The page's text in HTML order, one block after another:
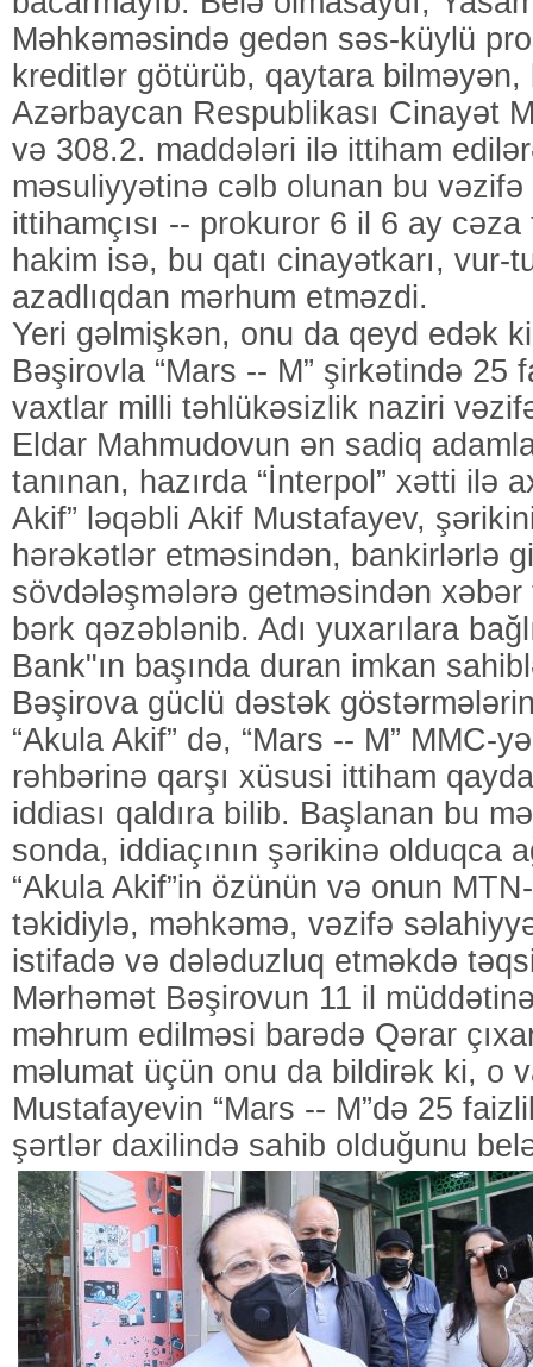
Məhkəməsində gedən səs-küylü
kreditlər götürüb, qaytara bilməyən,
Azərbaycan Respublikası Cinayət
və 308.2. maddələri ilə ittiham
məsuliyyətinə cəlb olunan bu
ittihamçısı -- prokuror 6 il 6 ay
hakim isə, bu qatı cinayətkarı, vur-
azadlıqdan mərhum etməzdi.
Yeri gəlmişkən, onu da qeyd edək
Bəşirovla “Mars -- M” şirkətində 25
vaxtlar milli təhlükəsizlik naziri
Eldar Mahmudovun ən sadiq
tanınan, hazırda “İnterpol” xətti ilə
Akif” ləqəbli Akif Mustafayev,
hərəkətlər etməsindən, bankirlərlə
sövdələşmələrə getməsindən
bərk qəzəblənib. Adı yuxarılara
Bank"ın başında duran imkan
Bəşirova güclü dəstək
“Akula Akif” də, “Mars -- M” MMC-
rəhbərinə qarşı xüsusi ittiham
iddiası qaldıra bilib. Başlanan bu
sonda, iddiaçının şərikinə olduqca
“Akula Akif”in özünün və onun
təkidiylə, məhkəmə, vəzifə
istifadə və dələduzluq etməkdə
Mərhəmət Bəşirovun 11 il
məhrum edilməsi barədə Qərar
məlumat üçün onu da bildirək ki, o
Mustafayevin “Mars -- M”də 25
şərtlər daxilində sahib olduğunu